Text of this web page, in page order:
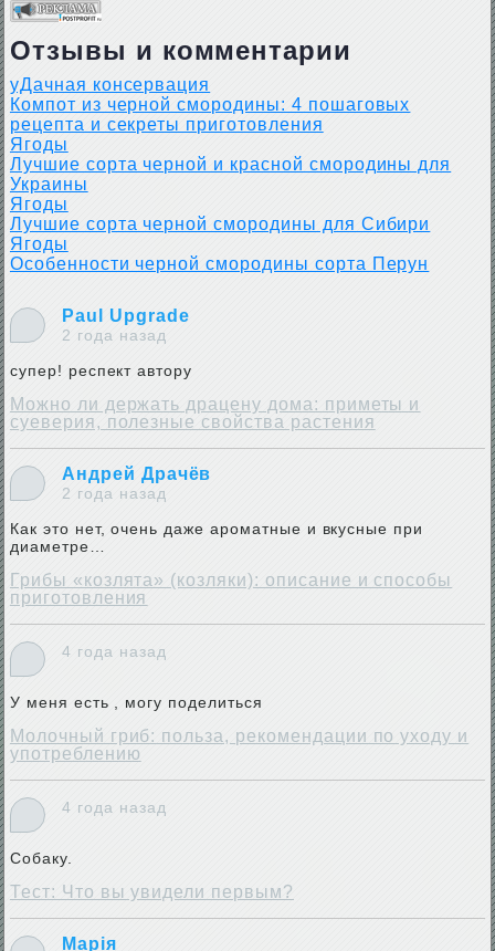
Отзывы и комментарии
уДачная консервация
Компот из черной смородины: 4 пошаговых
рецепта и секреты приготовления
Ягоды
Лучшие сорта черной и красной смородины для
Украины
Ягоды
Лучшие сорта черной смородины для Сибири
Ягоды
Особенности черной смородины сорта Перун
Paul Upgrade
2 года назад
супер! респект автору
Можно ли держать драцену дома: приметы и
суеверия, полезные свойства растения
Андрей Драчёв
2 года назад
Как это нет, очень даже ароматные и вкусные при
диаметре…
Грибы «козлята» (козляки): описание и способы
приготовления
4 года назад
У меня есть , могу поделиться
Молочный гриб: польза, рекомендации по уходу и
употреблению
4 года назад
Собаку.
Тест: Что вы увидели первым?
Марія